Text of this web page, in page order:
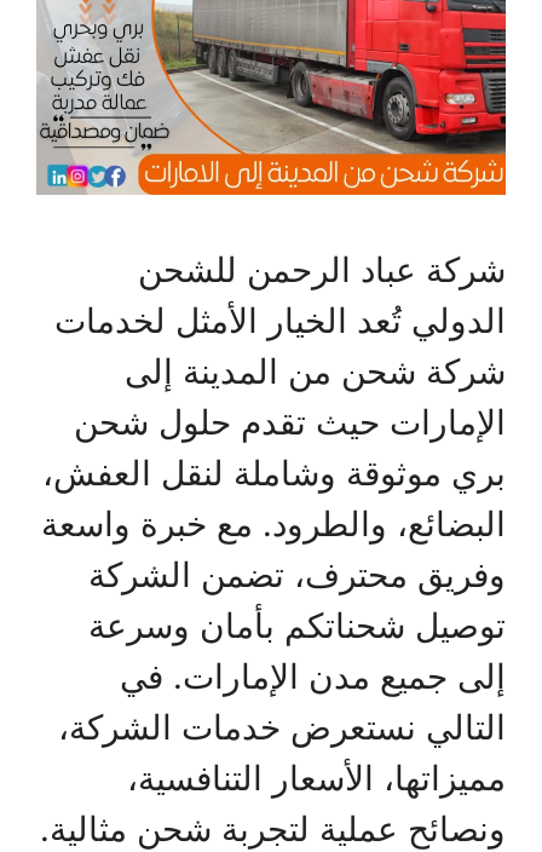
شركة عباد الرحمن للشحن
الدولي تُعد الخيار الأمثل لخدمات
شركة شحن من المدينة إلى
الإمارات حيث تقدم حلول شحن
بري موثوقة وشاملة لنقل العفش،
البضائع، والطرود. مع خبرة واسعة
وفريق محترف، تضمن الشركة
توصيل شحناتكم بأمان وسرعة
إلى جميع مدن الإمارات. في
التالي نستعرض خدمات الشركة،
مميزاتها، الأسعار التنافسية،
ونصائح عملية لتجربة شحن مثالية.